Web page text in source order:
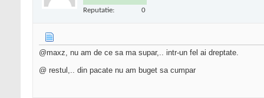
Reputatie: 0
@maxz, nu am de ce sa ma supar,.. intr-un fel ai dreptate.
@ restul,.. din pacate nu am buget sa cumpar